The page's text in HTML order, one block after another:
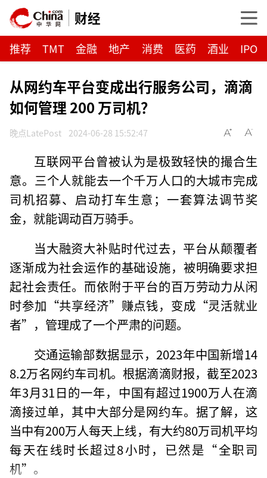
财经
推荐 TMT 金融 地产 消费 医药 酒业 IPO
从网约车平台变成出行服务公司，滴滴
如何管理 200 万司机？
晚点LatePost 2024-06-28 15:52:47
互联网平台曾被认为是极致轻快的撮合生
意。三个人就能去一个千万人口的大城市完成
司机招募、启动打车生意；一套算法调节奖
金，就能调动百万骑手。
当大融资大补贴时代过去，平台从颠覆者
逐渐成为社会运作的基础设施，被明确要求担
起社会责任。而依附于平台的百万劳动力从闲
时参加“共享经济”赚点钱，变成“灵活就业
者”，管理成了一个严肃的问题。
交通运输部数据显示，2023年中国新增14
8.2万名网约车司机。根据滴滴财报，截至2023
年3月31日的一年，中国有超过1900万人在滴
滴接过单，其中大部分是网约车。据了解，这
当中有200万人每天上线，有大约80万司机平均
每天在线时长超过8小时，已然是“全职司
机”。